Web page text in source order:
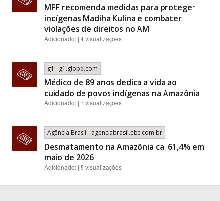
MPF recomenda medidas para proteger
indígenas Madiha Kulina e combater
violações de direitos no AM
Adicionado: | 4 visualizações
g1 - g1.globo.com
Médico de 89 anos dedica a vida ao
cuidado de povos indígenas na Amazônia
Adicionado: | 7 visualizações
Agência Brasil - agenciabrasil.ebc.com.br
Desmatamento na Amazônia cai 61,4% em
maio de 2026
Adicionado: | 5 visualizações